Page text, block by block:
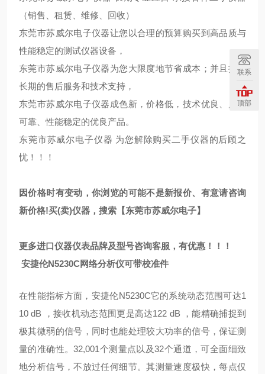
（销售、租赁、维修、回收）
东莞市苏威尔电子仪器让您以合理的预算购买到高品质与
性能稳定的测试仪器设备，
东莞市苏威尔电子仪器为您大限度地节省成本；并且提供
长期的售后服务和技术支持，
东莞市苏威尔电子仪器成色新，价格低，技术优良、质量
可靠、性能稳定的优良产品。
东莞市苏威尔电子仪器 为您解除购买二手仪器的后顾之
忧！！！
因价格时有变动，你浏览的可能不是新报价、有意请咨询
新价格!买(卖)仪器，搜索【东莞市苏威尔电子】
更多进口仪器仪表品牌及型号咨询客服，有优惠！！！
安捷伦N5230C网络分析仪可带校准件
在性能指标方面，安捷伦N5230C它的系统动态范围可达1
10 dB ，接收机动态范围更是高达122 dB ，能精确捕捉到
极其微弱的信号，同时也能处理较大功率的信号，保证测
量的准确性。32,001个测量点以及32个通道，可全面细致
地分析信号，不放过任何细节。其测量速度极快，每点仅
联系
顶部